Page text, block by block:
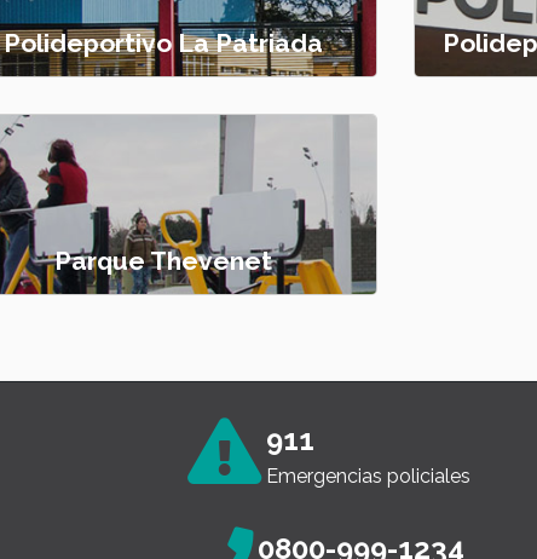
Polideportivo La Patriada
Parque Thevenet
911
Emergencias policiales
0800-999-1234